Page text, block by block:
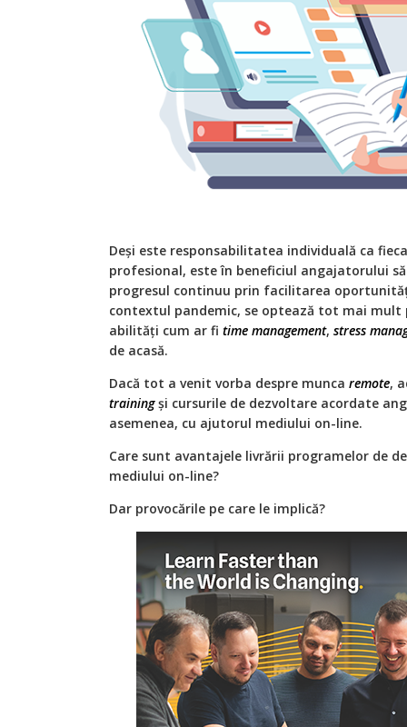
Deși este responsabilitatea individuală ca
profesional, este în beneficiul angajatorului
progresul continuu prin facilitarea
contextul pandemic, se optează tot mai
abilități cum ar fi time management, stress
de acasă.
Dacă tot a venit vorba despre munca remote,
trainingși cursurile de dezvoltare acordate
asemenea, cu ajutorul mediului on-line.
Care sunt avantajele livrării programelor de
mediului on-line?
Dar provocările pe care le implică?